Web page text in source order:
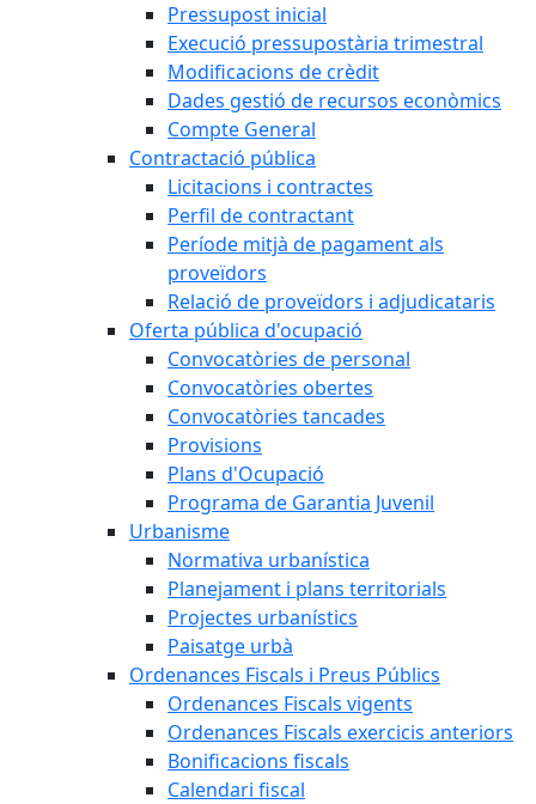
Pressupost inicial
Execució pressupostària trimestral
Modificacions de crèdit
Dades gestió de recursos econòmics
Compte General
Contractació pública
Licitacions i contractes
Perfil de contractant
Període mitjà de pagament als
proveïdors
Relació de proveïdors i adjudicataris
Oferta pública d'ocupació
Convocatòries de personal
Convocatòries obertes
Convocatòries tancades
Provisions
Plans d'Ocupació
Programa de Garantia Juvenil
Urbanisme
Normativa urbanística
Planejament i plans territorials
Projectes urbanístics
Paisatge urbà
Ordenances Fiscals i Preus Públics
Ordenances Fiscals vigents
Ordenances Fiscals exercicis anteriors
Bonificacions fiscals
Calendari fiscal